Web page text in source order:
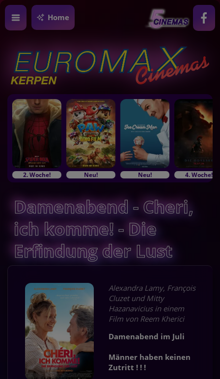
Home
2. Woche! Neu! Neu! 4. Woche!
Damenabend - Cheri,
ich komme! - Die
Erfindung der Lust
Alexandra Lamy, François
Cluzet und Mitty
Hazanavicius in einem
Film von Reem Kherici
Damenabend im Juli
Männer haben keinen
Zutritt ! ! !